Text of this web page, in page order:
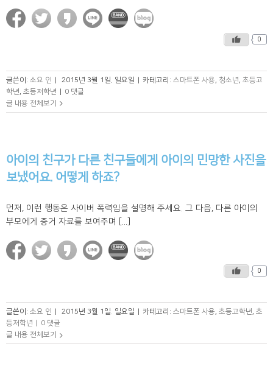
0
글쓴이: 소요 인 | 2015년 3월 1일. 일요일 | 카테고리: 스마트폰 사용, 청소년, 초등고
학년, 초등저학년 | 0 댓글
글 내용 전체보기
아이의 친구가 다른 친구들에게 아이의 민망한 사진을
보냈어요. 어떻게 하죠?
먼저, 이런 행동은 사이버 폭력임을 설명해 주세요. 그 다음, 다른 아이의
부모에게 증거 자료를 보여주며 [...]
0
글쓴이: 소요 인 | 2015년 3월 1일. 일요일 | 카테고리: 스마트폰 사용, 초등고학년, 초
등저학년 | 0 댓글
글 내용 전체보기